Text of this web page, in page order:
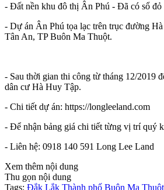
- Đất nền khu đô thị Ân Phú - Đã có sổ
- Dự án Ân Phú tọa lạc trên trục đường
Tân An, TP Buôn Ma Thuột.
- Sau thời gian thi công từ tháng 12/2019
dân cư Hà Huy Tập.
- Chi tiết dự án: https://longleeland.com
- Để nhận bảng giá chi tiết từng vị trí quý
- Liên hệ: 0918 140 591 Long Lee Land
Xem thêm nội dung
Thu gọn nội dung
Tags: Đắk Lắk Thành phố Buôn Ma Thuột